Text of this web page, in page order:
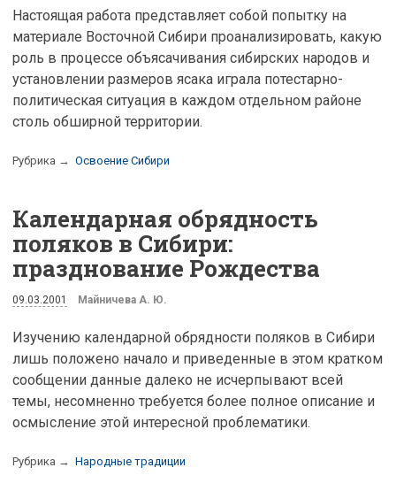
Настоящая работа представляет собой попытку на
материале Восточной Сибири проанализировать, какую
роль в процессе объясачивания сибирских народов и
установлении размеров ясака играла потестарно-
политическая ситуация в каждом отдельном районе
столь обширной территории.
Рубрика → Освоение Сибири
Календарная обрядность
поляков в Сибири:
празднование Рождества
09.03.2001 Майничева А. Ю.
Изучению календарной обрядности поляков в Сибири
лишь положено начало и приведенные в этом кратком
сообщении данные далеко не исчерпывают всей
темы, несомненно требуется более полное описание и
осмысление этой интересной проблематики.
Рубрика → Народные традиции